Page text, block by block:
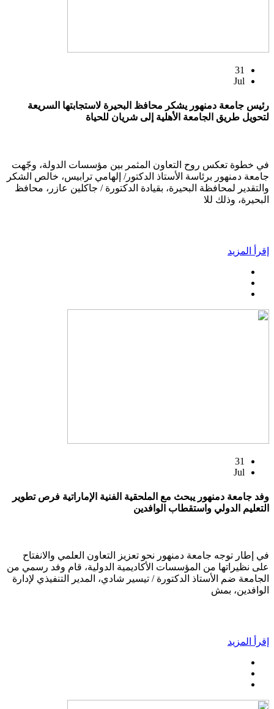
31
Jul
رئيس جامعة دمنهور يشكر محافظ البحيرة لاستجابتها السريعة
لتحويل طريق الجامعة الأهلية إلى شريان للحياة
في خطوة تعكس روح التعاون المثمر بين مؤسسات الدولة، وجّهت
جامعة دمنهور برئاسة الأستاذ الدكتور/ إلهامي ترابيس، خالص الشكر
والتقدير لمحافظة البحيرة، بقيادة الدكتورة / جاكلين عازر، محافظ
البحيرة، وذلك للا
إقرأ المزيد
31
Jul
وفد جامعة دمنهور يبحث مع الملحقية الفنية الإماراتية فرص تطوير
التعليم الدولي واستقطاب الوافدين
في إطار توجه جامعة دمنهور نحو تعزيز التعاون العلمي والانفتاح
على نظيراتها من المؤسسات الأكاديمية الدولية، قام وفد رسمي من
الجامعة ضم الأستاذ الدكتورة / تيسير شادي، المدير التنفيذي لإدارة
الوافدين، بمش
إقرأ المزيد